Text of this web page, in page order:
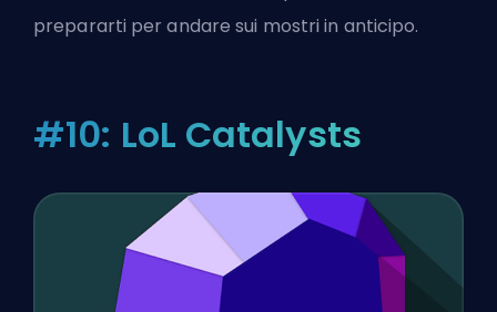
prepararti per andare sui mostri in anticipo.
#10: LoL Catalysts